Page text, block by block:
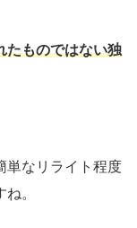
たものではない独
単なリライト程度
。